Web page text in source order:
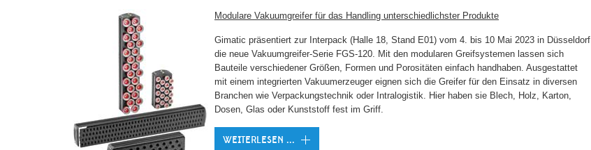
Modulare Vakuumgreifer für das Handling unterschiedlichster Produkte
Gimatic präsentiert zur Interpack (Halle 18, Stand E01) vom 4. bis 10 Mai 2023 in Düsseldorf
die neue Vakuumgreifer-Serie FGS-120. Mit den modularen Greifsystemen lassen sich
Bauteile verschiedener Größen, Formen und Porositäten einfach handhaben. Ausgestattet
mit einem integrierten Vakuumerzeuger eignen sich die Greifer für den Einsatz in diversen
Branchen wie Verpackungstechnik oder Intralogistik. Hier haben sie Blech, Holz, Karton,
Dosen, Glas oder Kunststoff fest im Griff.
WEITERLESEN ...